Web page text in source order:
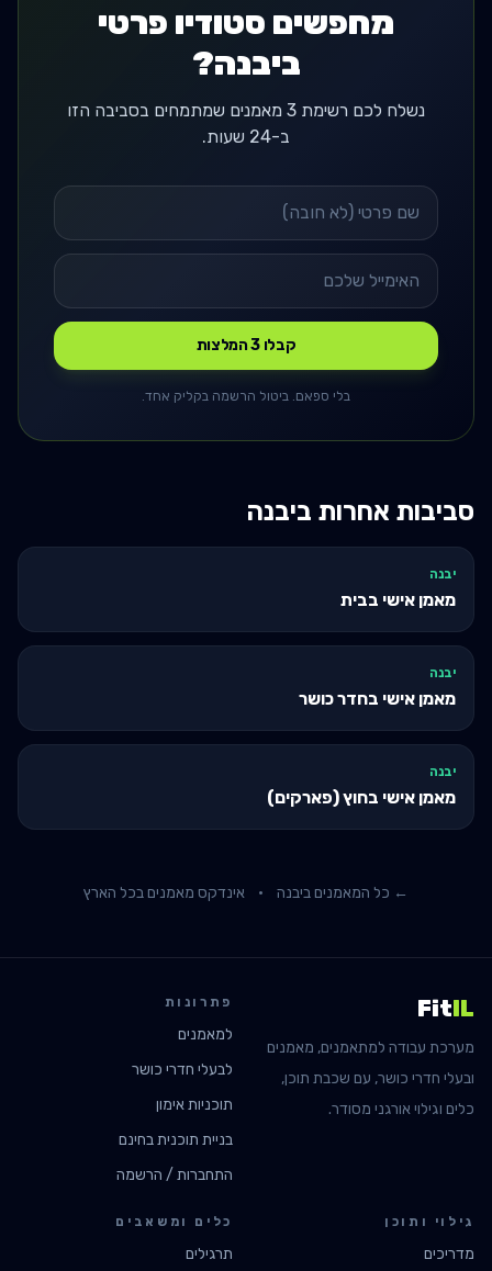
מחפשים סטודיו פרטי
ביבנה?
נשלח לכם רשימת 3 מאמנים שמתמחים בסביבה הזו
ב-24 שעות.
קבלו 3 המלצות
בלי ספאם. ביטול הרשמה בקליק אחד.
סביבות אחרות ביבנה
יבנה
מאמן אישי בבית
יבנה
מאמן אישי בחדר כושר
יבנה
מאמן אישי בחוץ (פארקים)
← כל המאמנים ביבנה · אינדקס מאמנים בכל הארץ
FitIL
מערכת עבודה למתאמנים, מאמנים
ובעלי חדרי כושר, עם שכבת תוכן,
כלים וגילוי אורגני מסודר.
פתרונות
למאמנים
לבעלי חדרי כושר
תוכניות אימון
בניית תוכנית בחינם
התחברות / הרשמה
גילוי ותוכן
מדריכים
כלים ומשאבים
תרגילים